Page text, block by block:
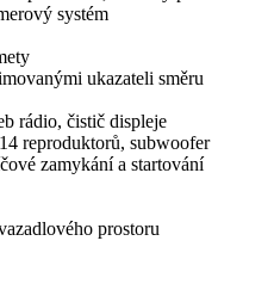
systém
ukazateli směru
rádio, čistič displeje
reproduktorů, subwoofer
zamykání a startování
prostoru